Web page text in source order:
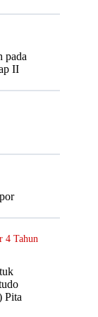
pada
II
4 Tahun
Pita